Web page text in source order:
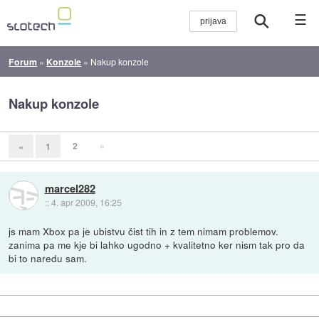
☰
Forum » Konzole » Nakup konzole
Nakup konzole
« 1 2 »
marcel282
::4. apr 2009, 16:25
js mam Xbox pa je ubistvu čist tih in z tem nimam problemov.
zanima pa me kje bi lahko ugodno + kvalitetno ker nism tak pro da
bi to naredu sam.